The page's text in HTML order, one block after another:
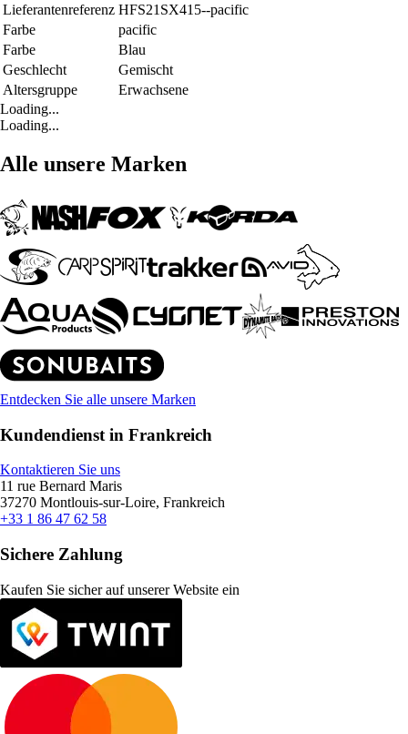
Lieferantenreferenz HFS21SX415--pacific
Farbe
pacific
Farbe
Blau
Geschlecht
Gemischt
Altersgruppe
Erwachsene
Loading...
Loading...
Alle unsere Marken
Entdecken Sie alle unsere Marken
Kundendienst in Frankreich
Kontaktieren Sie uns
11 rue Bernard Maris
37270 Montlouis-sur-Loire, Frankreich
+33 1 86 47 62 58
Sichere Zahlung
Kaufen Sie sicher auf unserer Website ein